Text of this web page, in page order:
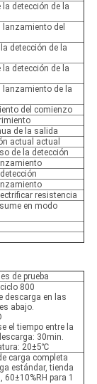
la detección de la
lanzamiento del
detección de la
la detección de la
lanzamiento de la
del comienzo
de la salida
actual actual
de la detección
resistencia
en modo
de prueba
800
descarga en las
abajo.
el tiempo entre la
30min.
20±5℃
carga completa
estándar, tienda
para 1